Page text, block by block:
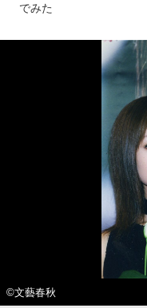
でみた
©️文藝春秋